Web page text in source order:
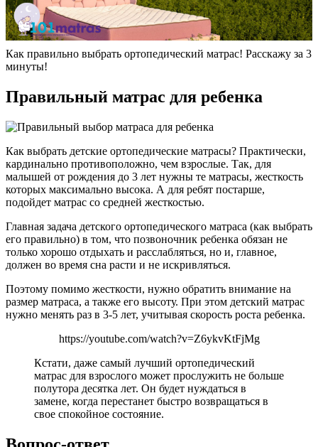
Как правильно выбрать ортопедический матрас! Расскажу за 3
минуты!
Правильный матрас для ребенка
Как выбрать детские ортопедические матрасы? Практически,
кардинально противоположно, чем взрослые. Так, для
малышей от рождения до 3 лет нужны те матрасы, жесткость
которых максимально высока. А для ребят постарше,
подойдет матрас со средней жесткостью.
Главная задача детского ортопедического матраса (как выбрать
его правильно) в том, что позвоночник ребенка обязан не
только хорошо отдыхать и расслабляться, но и, главное,
должен во время сна расти и не искривляться.
Поэтому помимо жесткости, нужно обратить внимание на
размер матраса, а также его высоту. При этом детский матрас
нужно менять раз в 3-5 лет, учитывая скорость роста ребенка.
https://youtube.com/watch?v=Z6ykvKtFjMg
Кстати, даже самый лучший ортопедический
матрас для взрослого может прослужить не больше
полутора десятка лет. Он будет нуждаться в
замене, когда перестанет быстро возвращаться в
свое спокойное состояние.